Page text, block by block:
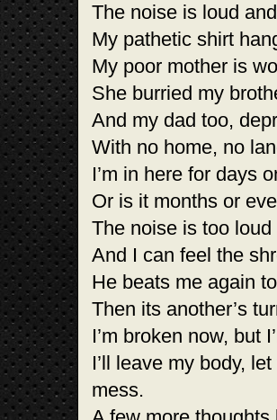
The noise is loud
My pathetic shirt
My poor mother is
She burried my
And my dad too,
With no home, no
I’m in here for days
Or is it months or
The noise is too loud
And I can feel the
He beats me again
Then its another’s
I’m broken now, but
I’ll leave my body,
mess.